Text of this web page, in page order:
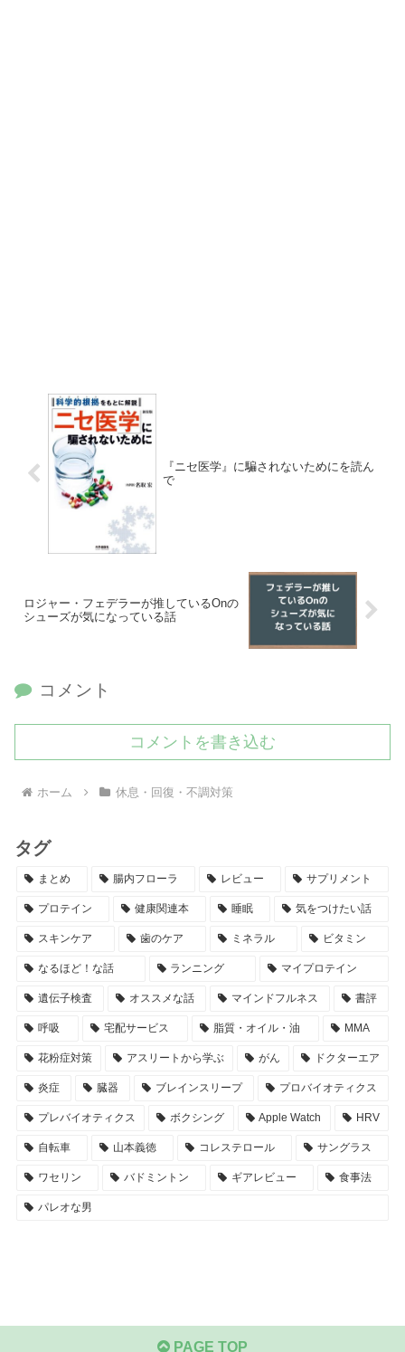
『ニセ医学』に騙されないためにを読ん
で
ロジャー・フェデラーが推しているOnの
シューズが気になっている話
コメント
コメントを書き込む
ホーム 休息・回復・不調対策
タグ
まとめ 腸内フローラ レビュー サプリメント
プロテイン 健康関連本 睡眠 気をつけたい話
スキンケア 歯のケア ミネラル ビタミン
なるほど！な話 ランニング マイプロテイン
遺伝子検査 オススメな話 マインドフルネス 書評
呼吸 宅配サービス 脂質・オイル・油 MMA
花粉症対策 アスリートから学ぶ がん ドクターエア
炎症 臓器 ブレインスリープ プロバイオティクス
プレバイオティクス ボクシング Apple Watch HRV
自転車 山本義徳 コレステロール サングラス
ワセリン バドミントン ギアレビュー 食事法
パレオな男
PAGE TOP